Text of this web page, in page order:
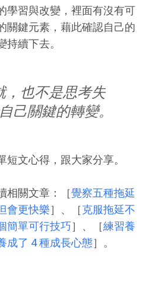
學習與改變，裡面有沒有可
關鍵元素，藉此確認自己的
續下去。
，也不是思考失
己關鍵的轉變。
文心得，跟大家分享。
相關文章：［覺察五種拖延
會更快樂］、［克服拖延不
簡單可行技巧］、［練習養
成了 4 種成長心態］。